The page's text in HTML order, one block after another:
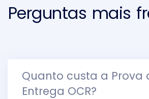
Perguntas mais
Quanto custa a Prova
Entrega OCR?